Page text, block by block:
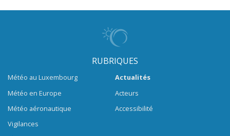
RUBRIQUES
Météo au Luxembourg
Météo en Europe
Météo aéronautique
Vigilances
Actualités
Acteurs
Accessibilité